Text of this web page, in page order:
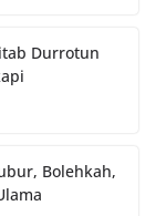
Durrotun
Bolehkah,